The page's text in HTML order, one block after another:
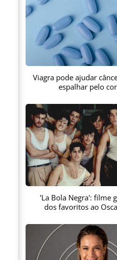
Viagra pode ajudar
espalhar pelo
'La Bola Negra': filme
dos favoritos ao